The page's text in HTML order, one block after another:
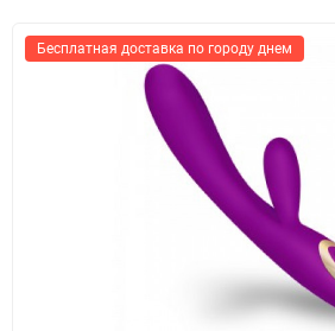
Бесплатная доставка по городу днем